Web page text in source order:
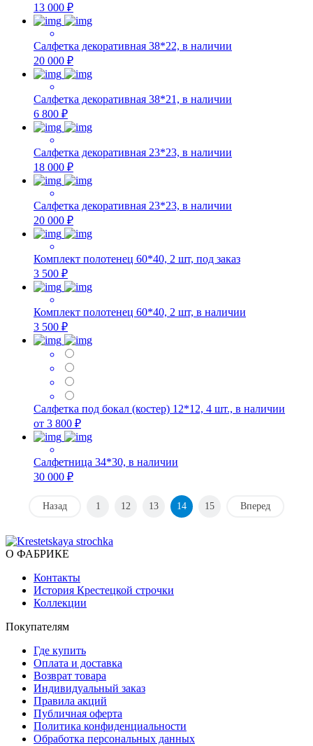
13 000 ₽
Салфетка декоративная 38*22, в наличии
20 000 ₽
Салфетка декоративная 38*21, в наличии
6 800 ₽
Салфетка декоративная 23*23, в наличии
18 000 ₽
Салфетка декоративная 23*23, в наличии
20 000 ₽
Комплект полотенец 60*40, 2 шт, под заказ
3 500 ₽
Комплект полотенец 60*40, 2 шт, в наличии
3 500 ₽
Салфетка под бокал (костер) 12*12, 4 шт., в наличии
от 3 800 ₽
Салфетница 34*30, в наличии
30 000 ₽
Назад 1 12 13 14 15 Вперед
О ФАБРИКЕ
Контакты
История Крестецкой строчки
Коллекции
Покупателям
Где купить
Оплата и доставка
Возврат товара
Индивидуальный заказ
Правила акций
Публичная оферта
Политика конфиденциальности
Обработка персональных данных